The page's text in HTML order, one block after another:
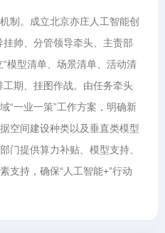
制。成立北京亦庄人工智能创
帅、分管领导牵头、主责部
模型清单、场景清单、活动清
期、挂图作战。由任务牵头
“一业一策”工作方案，明确新
空间建设种类以及垂直类模型
门提供算力补贴、模型支持、
支持，确保“人工智能+”行动